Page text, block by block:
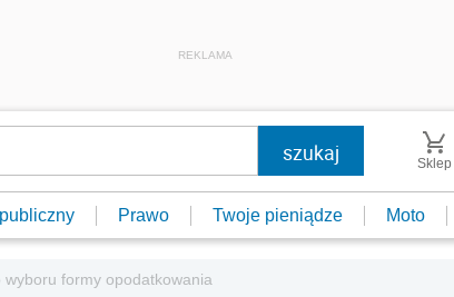
REKLAMA
Sklep
Prawo Twoje pieniądze Moto
wyboru formy opodatkowania